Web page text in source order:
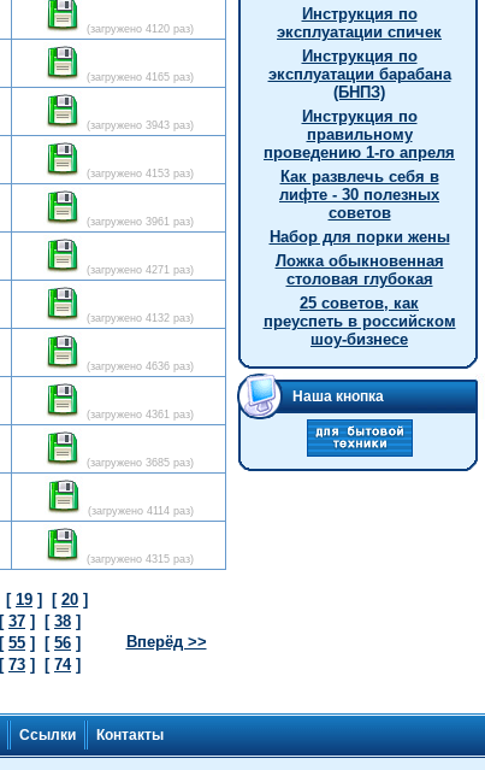
(загружено 4120 раз)
(загружено 4165 раз)
(загружено 3943 раз)
(загружено 4153 раз)
(загружено 3961 раз)
(загружено 4271 раз)
(загружено 4132 раз)
(загружено 4636 раз)
(загружено 4361 раз)
(загружено 3685 раз)
(загружено 4114 раз)
(загружено 4315 раз)
[ 19 ] [ 20 ]
[ 37 ] [ 38 ]
[ 55 ] [ 56 ]
[ 73 ] [ 74]
Вперёд >>
Инструкция по
эксплуатации спичек
Инструкция по
эксплуатации барабана
(БНПЗ)
Инструкция по
правильному
проведению 1-го апреля
Как развлечь себя в
лифте - 30 полезных
советов
Hабор для порки жены
Ложка обыкновенная
столовая глубокая
25 советов, как
преуспеть в российском
шоу-бизнесе
Наша кнопка
Ссылки Контакты